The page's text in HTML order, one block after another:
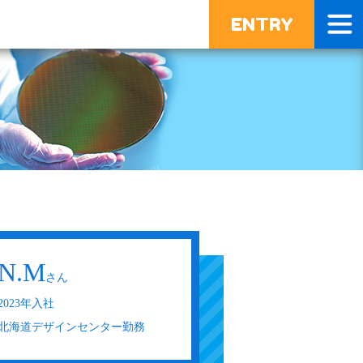
ENTRY
さん
年入社
海道デザインセンター勤務